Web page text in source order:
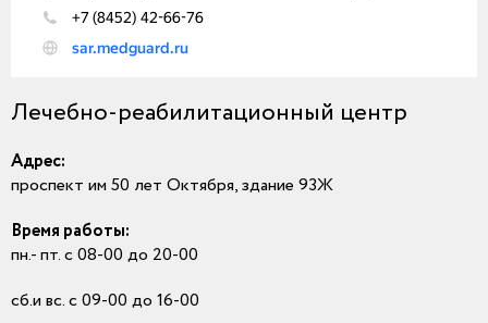
Лечебно-реабилитационный центр
Адрес:
проспект им 50 лет Октября, здание 93Ж
Время работы:
пн.- пт. с 08-00 до 20-00
сб.и вс. с 09-00 до 16-00